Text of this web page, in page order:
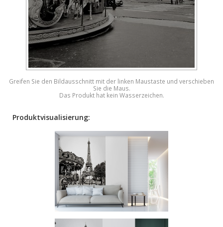
Greifen Sie den Bildausschnitt mit der linken Maustaste und verschieben
Sie die Maus.
Das Produkt hat kein Wasserzeichen.
Produktvisualisierung: